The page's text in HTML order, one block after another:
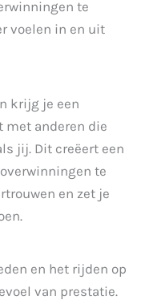
te
voelen in en uit
krijg je een
met anderen die
jij. Dit creëert een
te
en zet je
en het rijden op
van prestatie.